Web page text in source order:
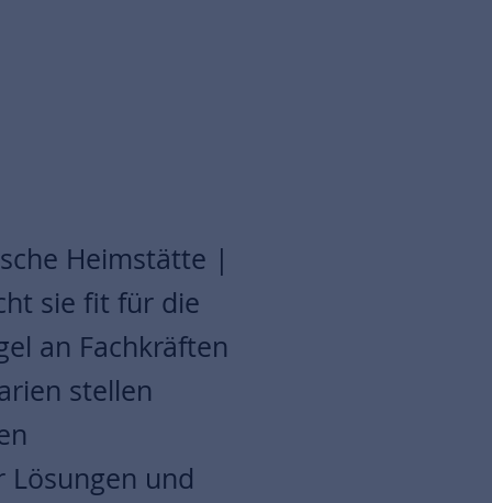
Heimstätte |
sie fit für die
an Fachkräften
stellen
und